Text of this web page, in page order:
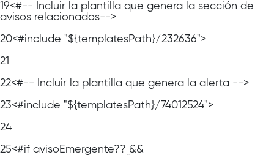
19<#-- Incluir la plantilla que genera la sección de
avisos relacionados-->
20<#include "${templatesPath}/232636">
21
22<#-- Incluir la plantilla que genera la alerta -->
23<#include "${templatesPath}/74012524">
24
25<#if avisoEmergente?? &&